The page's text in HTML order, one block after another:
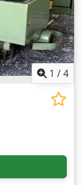
nach
1 /4